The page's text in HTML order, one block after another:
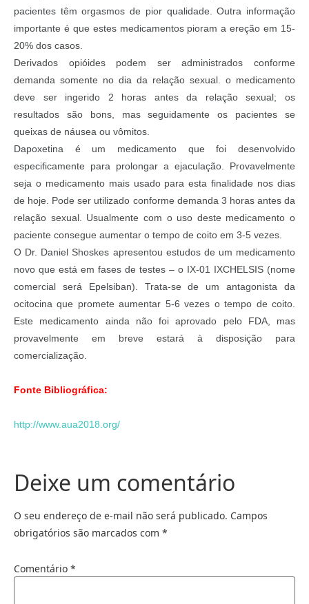
pacientes têm orgasmos de pior qualidade. Outra informação
importante é que estes medicamentos pioram a ereção em 15-
20% dos casos.
Derivados opióides podem ser administrados conforme
demanda somente no dia da relação sexual. o medicamento
deve ser ingerido 2 horas antes da relação sexual; os
resultados são bons, mas seguidamente os pacientes se
queixas de náusea ou vômitos.
Dapoxetina é um medicamento que foi desenvolvido
especificamente para prolongar a ejaculação. Provavelmente
seja o medicamento mais usado para esta finalidade nos dias
de hoje. Pode ser utilizado conforme demanda 3 horas antes da
relação sexual. Usualmente com o uso deste medicamento o
paciente consegue aumentar o tempo de coito em 3-5 vezes.
O Dr. Daniel Shoskes apresentou estudos de um medicamento
novo que está em fases de testes – o IX-01 IXCHELSIS (nome
comercial será Epelsiban). Trata-se de um antagonista da
ocitocina que promete aumentar 5-6 vezes o tempo de coito.
Este medicamento ainda não foi aprovado pelo FDA, mas
provavelmente em breve estará à disposição para
comercialização.
Fonte Bibliográfica:
http://www.aua2018.org/
Deixe um comentário
O seu endereço de e-mail não será publicado. Campos
obrigatórios são marcados com *
Comentário *